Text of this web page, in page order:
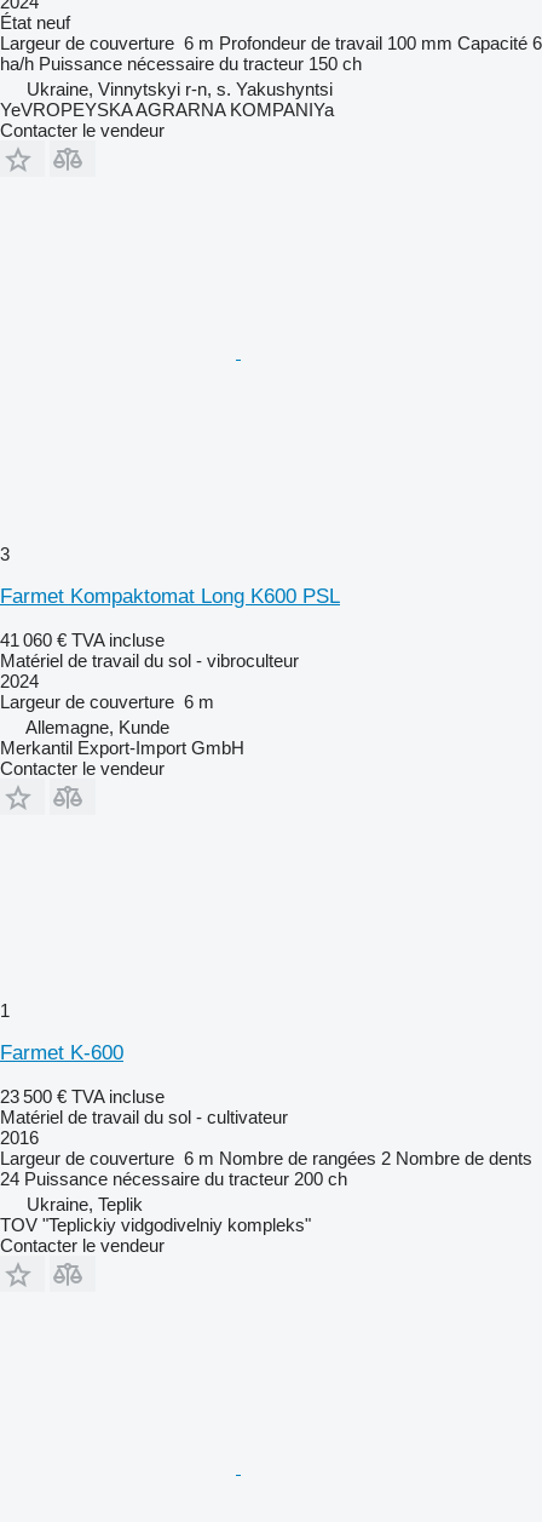
État neuf
Largeur de couverture 6 m Profondeur de travail 100 mm Capacité 6
ha/h Puissance nécessaire du tracteur 150 ch
Ukraine, Vinnytskyi r-n, s. Yakushyntsi
YeVROPEYSKA AGRARNA KOMPANIYa
Contacter le vendeur
3
Farmet Kompaktomat Long K600 PSL
41 060 € TVA incluse
Matériel de travail du sol - vibroculteur
2024
Largeur de couverture 6 m
Allemagne, Kunde
Merkantil Export-Import GmbH
Contacter le vendeur
1
Farmet K-600
23 500 € TVA incluse
Matériel de travail du sol - cultivateur
2016
Largeur de couverture 6 m Nombre de rangées 2 Nombre de dents
24 Puissance nécessaire du tracteur 200 ch
Ukraine, Teplik
TOV "Teplickiy vidgodivelniy kompleks"
Contacter le vendeur